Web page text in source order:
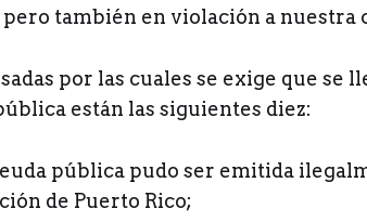
pero también en violación a nuestra
por las cuales se exige que se
están las siguientes diez:
pública pudo ser emitida
de Puerto Rico;